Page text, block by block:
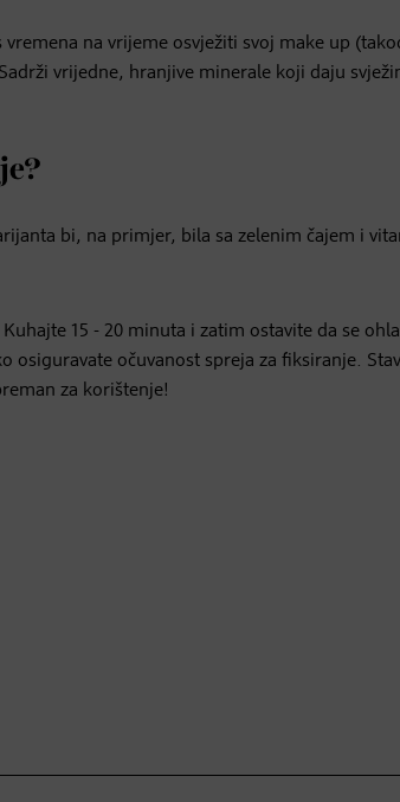
na vrijeme osvježiti svoj make up
vrijedne, hranjive minerale koji daju
bi, na primjer, bila sa zelenim čajem i
15 - 20 minuta i zatim ostavite da se
osiguravate očuvanost spreja za fiksiranje.
za korištenje!